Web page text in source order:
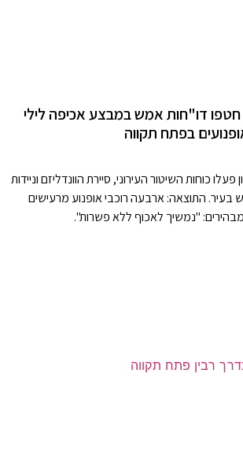
חטפו דו"חות אמש במבצע אכיפה לילי
בפתח תקווה
כוחות השיטור העירוני, סיירת הוונדליזם וניידות
התוצאה: ארבעה רוכבי אופנוע מרעישים
מבהירים: "נמשיך לאכוף ללא פשרות".